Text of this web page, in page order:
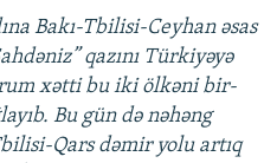
Bakı-Tbilisi-Ceyhan əsas
qazını Türkiyəyə
xətti bu iki ölkəni bir-
Bu gün də nəhəng
Qars dəmir yolu artıq